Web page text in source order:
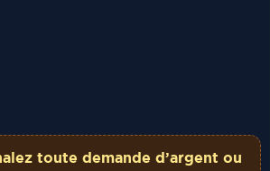
toute demande d’argent ou